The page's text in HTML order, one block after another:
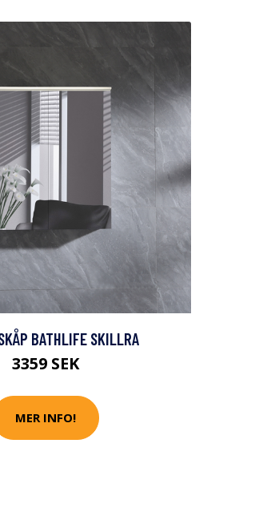
BATHLIFE SKILLRA
3359 SEK
MER INFO!